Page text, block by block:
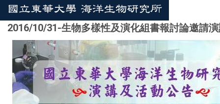
2016/10/31-生物多樣性及演化組書報討論邀請